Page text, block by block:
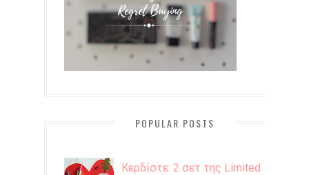
POPULAR POSTS
Κερδίστε: 2 σετ της Limited